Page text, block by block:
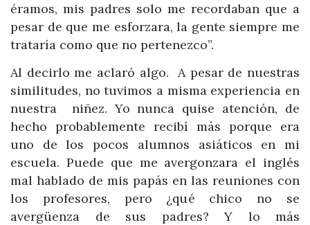
éramos, mis padres solo me recordaban que a
pesar de que me esforzara, la gente siempre me
trataría como que no pertenezco”.
Al decirlo me aclaró algo. A pesar de nuestras
similitudes, no tuvimos a misma experiencia en
nuestra niñez. Yo nunca quise atención, de
hecho probablemente recibí más porque era
uno de los pocos alumnos asiáticos en mi
escuela. Puede que me avergonzara el inglés
mal hablado de mis papás en las reuniones con
los profesores, pero ¿qué chico no se
avergüenza de sus padres? Y lo más